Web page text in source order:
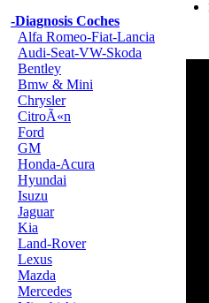
-Diagnosis Coches
Alfa Romeo-Fiat-Lancia
Audi-Seat-VW-Skoda
Bentley
Bmw & Mini
Chrysler
CitroÃ«n
Ford
GM
Honda-Acura
Hyundai
Isuzu
Jaguar
Kia
Land-Rover
Lexus
Mazda
Mercedes